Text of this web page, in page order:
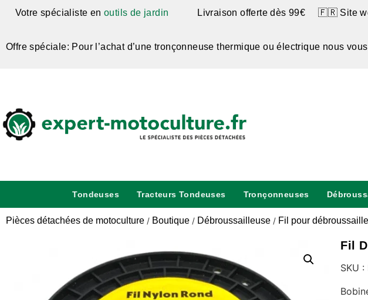
Votre spécialiste en outils de jardin Livraison offerte dès 99€ 🇫🇷 Site
Offre spéciale: Pour l’achat d’une tronçonneuse thermique ou électrique nous
Tondeuses Tracteurs Tondeuses Tronçonneuses
Pièces détachées de motoculture / Boutique / Débroussailleuse / Fil pour
Fil
SKU